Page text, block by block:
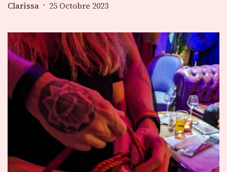
Clarissa 25 Octobre 2023